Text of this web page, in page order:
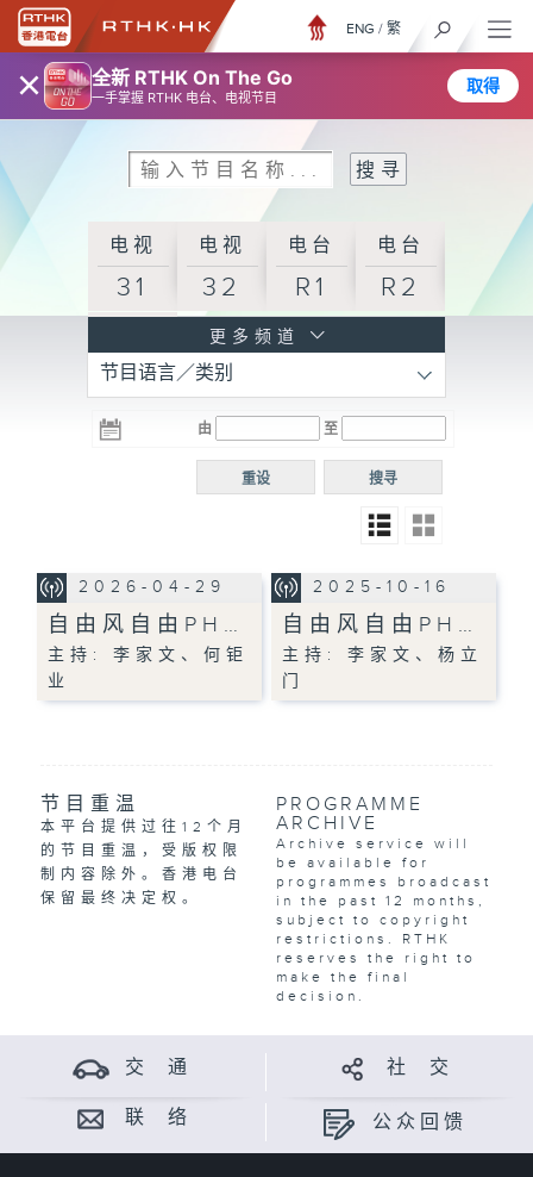
× 全新 RTHK On The Go
一手掌握 RTHK 电台、电视节目
取得
ENG / 繁
电视
31
电视
32
电台
R1
电台
R2
R3
电台 电台
R5
电台
普通
更多频道
节目语言／类别
由 至
搜寻
重设
2026-04-29
自由风自由PH…
主持: 李家文、何钜
业
2025-10-16
自由风自由PH…
主持: 李家文、杨立
门
节目重温
本平台提供过往12个月
的节目重温，受版权限
制内容除外。香港电台
保留最终决定权。
PROGRAMME
ARCHIVE
Archive service will
be available for
programmes broadcast
in the past 12 months,
subject to copyright
restrictions. RTHK
reserves the right to
make the final
decision.
交 通 社 交
联 络 公众回馈